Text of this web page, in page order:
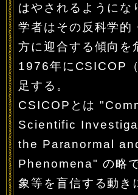
はやされるようにな
学者はその反科学的
方に迎合する傾向を
1976年にCSICOP
足する。
CSICOPとは
Scientific
the Paranormal
Phenomena" の略
象等を盲信する動き